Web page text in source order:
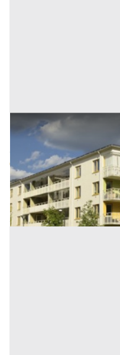
Asta Abitazione in
magazzino e tettoia
Megliadino San Vitale
Offerta minima
63.000 € 84.000 €
Codice asta: AI3459024
Asta chiusa